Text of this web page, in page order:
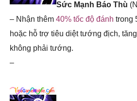
Sức Mạnh Báo Thù
– Nhận thêm 40% tốc độ đánh trong
hoặc hỗ trợ tiêu diệt tướng địch, tăng
không phải tướng.
–